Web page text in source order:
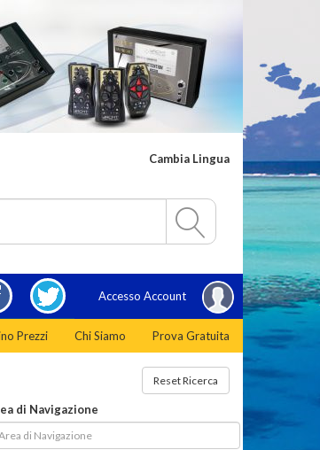
Cambia Lingua
Accesso Account
TWITTER
Prezzi Chi Siamo Prova Gratuita
di Navigazione